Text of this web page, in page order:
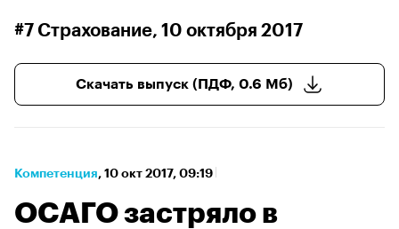
#7 Страхование, 10 октября 2017
Скачать выпуск (ПДФ, 0.6 Мб)
Компетенция⁠, 10 окт 2017, 09:19
ОСАГО застряло в